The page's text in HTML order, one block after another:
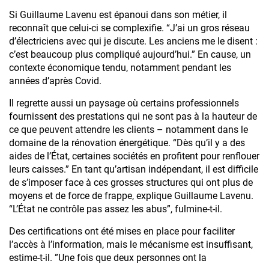
Si Guillaume Lavenu est épanoui dans son métier, il
reconnaît que celui-ci se complexifie. “J’ai un gros réseau
d’électriciens avec qui je discute. Les anciens me le disent :
c’est beaucoup plus compliqué aujourd’hui.” En cause, un
contexte économique tendu, notamment pendant les
années d’après Covid.
Il regrette aussi un paysage où certains professionnels
fournissent des prestations qui ne sont pas à la hauteur de
ce que peuvent attendre les clients – notamment dans le
domaine de la rénovation énergétique. “Dès qu’il y a des
aides de l’État, certaines sociétés en profitent pour renflouer
leurs caisses.” En tant qu’artisan indépendant, il est difficile
de s’imposer face à ces grosses structures qui ont plus de
moyens et de force de frappe, explique Guillaume Lavenu.
“L’État ne contrôle pas assez les abus”, fulmine-t-il.
Des certifications ont été mises en place pour faciliter
l’accès à l’information, mais le mécanisme est insuffisant,
estime-t-il. ”Une fois que deux personnes ont la
S’abonner à la Newsletter Courant Positif
En soumettant ce formulaire, vous acceptez
que votre adresse e-mail soit utilisée par Rexel
pour l’envoi de newsletter et offres
promotionnelles. Vous pouvez vous
désabonner à tout moment grâce au lien
présent dans les e-mails qui vous sont
adressés.
S'inscrire à la Newsletter Courant Positif. Vous
pourrez vous désabonner à tout moment
grâce au lien présent dans les e-mails qui vous
Valider